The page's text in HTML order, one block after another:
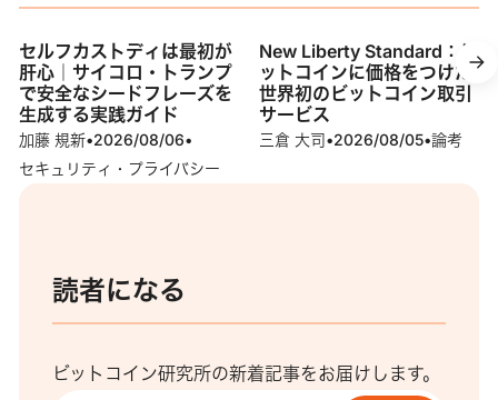
セルフカストディは最初が
肝心｜サイコロ・トランプ
で安全なシードフレーズを
生成する実践ガイド
加藤 規新•2026/08/06•
セキュリティ・プライバシー
New Liberty Standard：ビ
ットコインに価格をつけた
世界初のビットコイン取引
サービス
三倉 大司•2026/08/05•論考
読者になる
ビットコイン研究所の新着記事をお届けします。